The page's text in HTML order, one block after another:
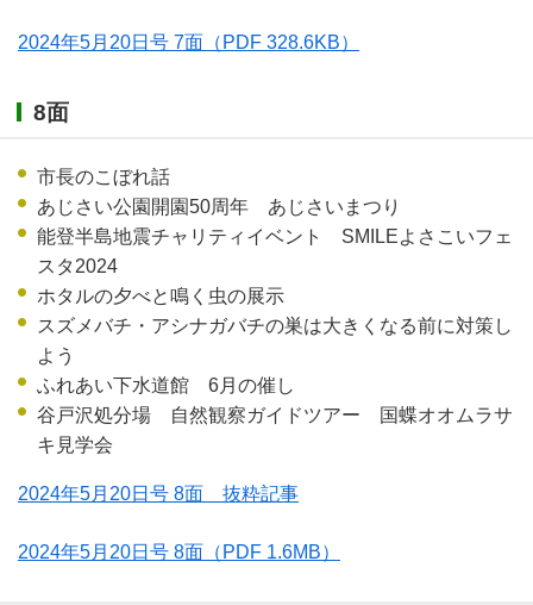
2024年5月20日号 7面 （PDF 328.6KB）
8面
市長のこぼれ話
あじさい公園開園50周年 あじさいまつり
能登半島地震チャリティイベント SMILEよさこいフェ
スタ2024
ホタルの夕べと鳴く虫の展示
スズメバチ・アシナガバチの巣は大きくなる前に対策し
よう
ふれあい下水道館 6月の催し
谷戸沢処分場 自然観察ガイドツアー 国蝶オオムラサ
キ見学会
2024年5月20日号 8面 抜粋記事
2024年5月20日号 8面 （PDF 1.6MB）